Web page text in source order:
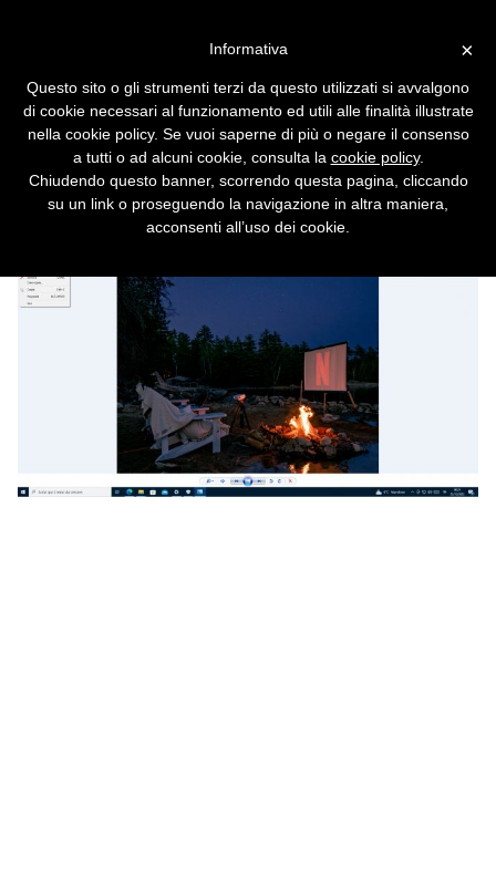
Visualizzatore di Foto di
Windows 7 in Windows 10 e
11
Più leggero e ricco di opzioni rispetto all'app
Foto, è ancora presente ma ben nascosto.
×
Informativa
Questo sito o gli strumenti terzi da questo utilizzati si avvalgono
di cookie necessari al funzionamento ed utili alle finalità illustrate
nella cookie policy. Se vuoi saperne di più o negare il consenso
a tutti o ad alcuni cookie, consulta la cookie policy.
Chiudendo questo banner, scorrendo questa pagina, cliccando
su un link o proseguendo la navigazione in altra maniera,
acconsenti all’uso dei cookie.